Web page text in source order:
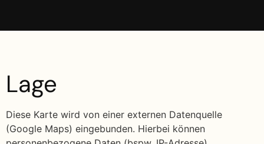
Lage
Diese Karte wird von einer externen Datenquelle
(Google Maps) eingebunden. Hierbei können